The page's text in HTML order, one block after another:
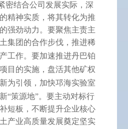
密结合公司发展实际，深
精神实质，将其转化为推
强劲动力。要聚焦主责主
集团的合作步伐，推进稀
工作。要加速推进丹巴铂
目的实施，盘活其他矿权
为引领，加快邛海实验室
“策源地”。要主动对标行
短板，不断提升企业核心
产业高质量发展奠定坚实